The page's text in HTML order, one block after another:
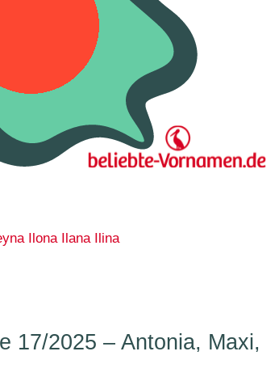
Ilona Ilana Ilina
17/2025 – Antonia, Maxi,